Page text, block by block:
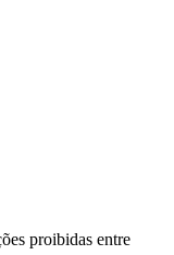
proibidas entre